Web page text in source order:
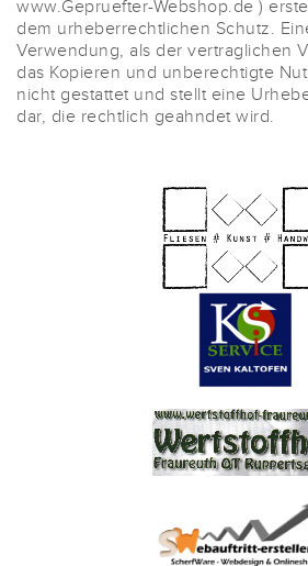
www.Gepruefter-Webshop.de )
dem urheberrechtlichen Schutz.
Verwendung, als der vertraglichen
das Kopieren und unberechtigte
nicht gestattet und stellt eine
dar, die rechtlich geahndet wird.